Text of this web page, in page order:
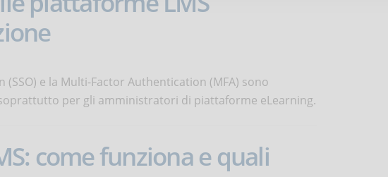
(SSO) e la Multi-Factor Authentication (MFA) sono
per gli amministratori di piattaforme eLearning.
come funziona e quali